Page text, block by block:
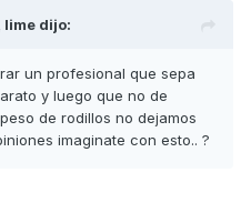
lime dijo:
un profesional que sepa
y luego que no de
de rodillos no dejamos
imaginate con esto.. ?